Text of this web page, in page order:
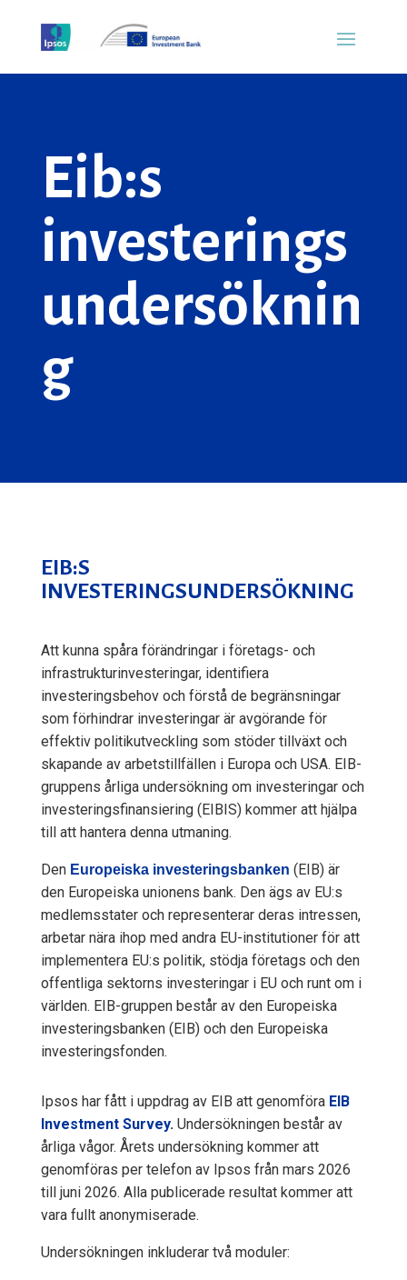
Eib:s
investerings
undersöknin
g
EIB:S
INVESTERINGSUNDERSÖKNING
Att kunna spåra förändringar i företags- och
infrastrukturinvesteringar, identifiera
investeringsbehov och förstå de begränsningar
som förhindrar investeringar är avgörande för
effektiv politikutveckling som stöder tillväxt och
skapande av arbetstillfällen i Europa och USA. EIB-
gruppens årliga undersökning om investeringar och
investeringsfinansiering (EIBIS) kommer att hjälpa
till att hantera denna utmaning.
Den Europeiska investeringsbanken (EIB) är
den Europeiska unionens bank. Den ägs av EU:s
medlemsstater och representerar deras intressen,
arbetar nära ihop med andra EU-institutioner för att
implementera EU:s politik, stödja företags och den
offentliga sektorns investeringar i EU och runt om i
världen. EIB-gruppen består av den Europeiska
investeringsbanken (EIB) och den Europeiska
investeringsfonden.
Ipsos har fått i uppdrag av EIB att genomföra EIB
Investment Survey.Undersökningen består av
årliga vågor. Årets undersökning kommer att
genomföras per telefon av Ipsos från mars 2026
till juni 2026. Alla publicerade resultat kommer att
vara fullt anonymiserade.
Undersökningen inkluderar tvåmoduler: